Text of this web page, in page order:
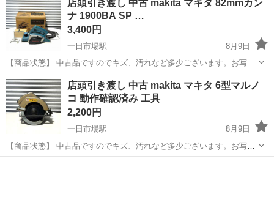
店頭引き渡し 中古 makita マキタ 82mmカン
ナ 1900BA SP …
3,400円
一日市場駅
8月9日
【商品状態】 中古品ですのでキズ、汚れなど多少ございます。お写真
にてご確認下さい。 現在店頭でも販売中です。 販売済みの場合はご容
赦くださいませ。 （※店頭受け渡し）当社では品物を直接お客様に見
て頂き安心して...
長野 安曇野市 一日市場駅 その他
店頭引き渡し 中古 makita マキタ 6型マルノ
コ 動作確認済み 工具
2,200円
一日市場駅
8月9日
【商品状態】 中古品ですのでキズ、汚れなど多少ございます。お写真
にてご確認下さい。 現在店頭でも販売中です。 販売済みの場合はご容